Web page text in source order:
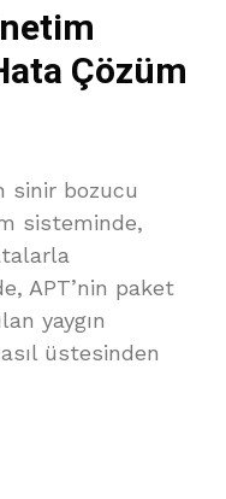
Çözüm
sinir bozucu
sisteminde,
APT’nin paket
yaygın
üstesinden